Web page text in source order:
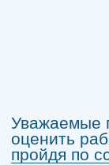
Уважаемые
оценить
пройдя по